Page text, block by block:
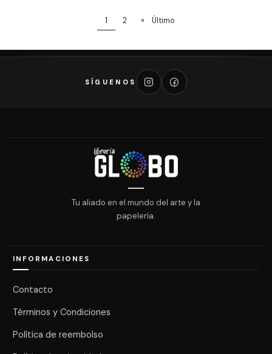
1 2 » Último
SÍGUENOS
Tu aliado en el mundo del arte y la
papelería.
INFORMACIONES
Contacto
Términos y Condiciones
Política de reembolso